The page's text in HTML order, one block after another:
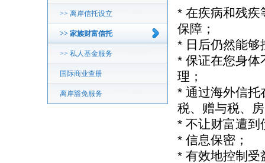
>> 离岸信托设立
>> 家族财富信托
>> 私人基金服务
国际商业查册
离岸豁免服务
* 在疾病和残疾
保障；
* 日后仍然能够
* 保证在您身体
理；
* 通过海外信托
税、赠与税、
* 不让财富遭到
* 信息保密；
* 有效地控制受